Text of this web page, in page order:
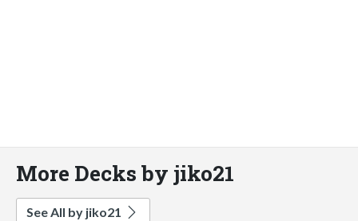
More Decks by jiko21
See All by jiko21